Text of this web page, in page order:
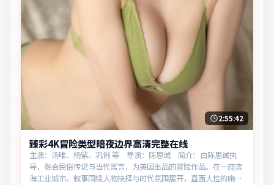
2:55:42
臻彩4K冒险类型暗夜边界高清完整在线
主演：汤唯、杨紫、巩俐 等 导演：陈思诚 简介：由陈思诚执
导，融合民俗传说与当代寓言，为英国出品的冒险作品。在一座滨
海工业城市，叙事围绕人物抉择与时代氛围展开，直面人性的幽微